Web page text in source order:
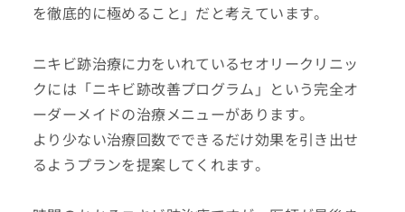
を徹底的に極めること」だと考えています。
ニキビ跡治療に力をいれているセオリークリニッ
クには「ニキビ跡改善プログラム」という完全オ
ーダーメイドの治療メニューがあります。
より少ない治療回数でできるだけ効果を引き出せ
るようプランを提案してくれます。